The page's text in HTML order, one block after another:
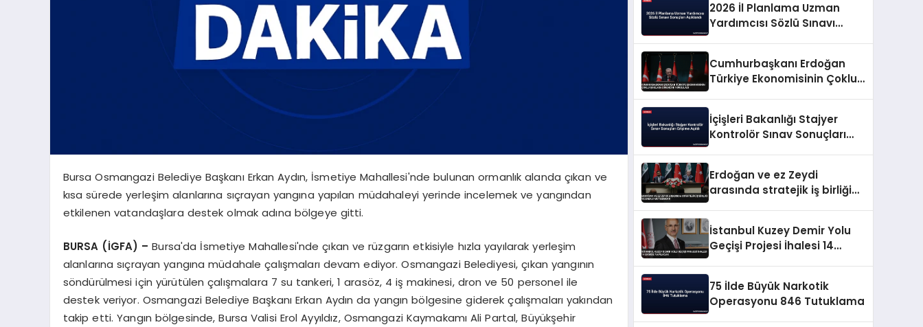
Bursa Osmangazi Belediye Başkanı Erkan Aydın, İsmetiye Mahallesi'nde bulunan ormanlık alanda çıkan ve
kısa sürede yerleşim alanlarına sıçrayan yangına yapılan müdahaleyi yerinde incelemek ve yangından
etkilenen vatandaşlara destek olmak adına bölgeye gitti.
BURSA (İGFA) – Bursa'da İsmetiye Mahallesi'nde çıkan ve rüzgarın etkisiyle hızla yayılarak yerleşim
alanlarına sıçrayan yangına müdahale çalışmaları devam ediyor. Osmangazi Belediyesi, çıkan yangının
söndürülmesi için yürütülen çalışmalara 7 su tankeri, 1 arasöz, 4 iş makinesi, dron ve 50 personel ile
destek veriyor. Osmangazi Belediye Başkanı Erkan Aydın da yangın bölgesine giderek çalışmaları yakından
takip etti. Yangın bölgesinde, Bursa Valisi Erol Ayyıldız, Osmangazi Kaymakamı Ali Partal, Büyükşehir
2026 İl Planlama Uzman
Yardımcısı Sözlü Sınavı
Cumhurbaşkanı Erdoğan
Türkiye Ekonomisinin Çoklu
İçişleri Bakanlığı Stajyer
Kontrolör Sınav Sonuçları
Erdoğan ve ez Zeydi
arasında stratejik iş birliği
İstanbul Kuzey Demir Yolu
Geçişi Projesi İhalesi 14
75 İlde Büyük Narkotik
Operasyonu 846 Tutuklama